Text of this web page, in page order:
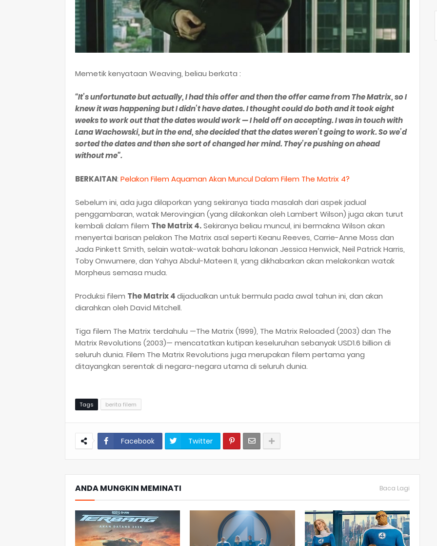
Memetik kenyataan Weaving, beliau berkata :
“It’s unfortunate but actually, I had this offer and then the offer came from The Matrix, so I
knew it was happening but I didn’t have dates. I thought could do both and it took eight
weeks to work out that the dates would work — I held off on accepting. I was in touch with
Lana Wachowski, but in the end, she decided that the dates weren’t going to work. So we’d
sorted the dates and then she sort of changed her mind. They’re pushing on ahead
without me".
BERKAITAN: Pelakon Filem Aquaman Akan Muncul Dalam Filem The Matrix 4?
Sebelum ini, ada juga dilaporkan yang sekiranya tiada masalah dari aspek jadual
penggambaran, watak Merovingian (yang dilakonkan oleh Lambert Wilson) juga akan turut
kembali dalam filem The Matrix 4.Sekiranya beliau muncul, ini bermakna Wilson akan
menyertai barisan pelakon The Matrix asal seperti Keanu Reeves, Carrie-Anne Moss dan
Jada Pinkett Smith, selain watak-watak baharu lakonan Jessica Henwick, Neil Patrick Harris,
Toby Onwumere, dan Yahya Abdul-Mateen II, yang dikhabarkan akan melakonkan watak
Morpheus semasa muda.
Produksi filem The Matrix 4dijadualkan untuk bermula pada awal tahun ini, dan akan
diarahkan oleh David Mitchell.
Tiga filem The Matrix terdahulu —The Matrix (1999), The Matrix Reloaded (2003) dan The
Matrix Revolutions (2003)— mencatatkan kutipan keseluruhan sebanyak USD1.6 billion di
seluruh dunia. Filem The Matrix Revolutions juga merupakan filem pertama yang
ditayangkan serentak di negara-negara utama di seluruh dunia.
Tags berita filem
Facebook Twitter
ANDA MUNGKIN MEMINATI Baca Lagi